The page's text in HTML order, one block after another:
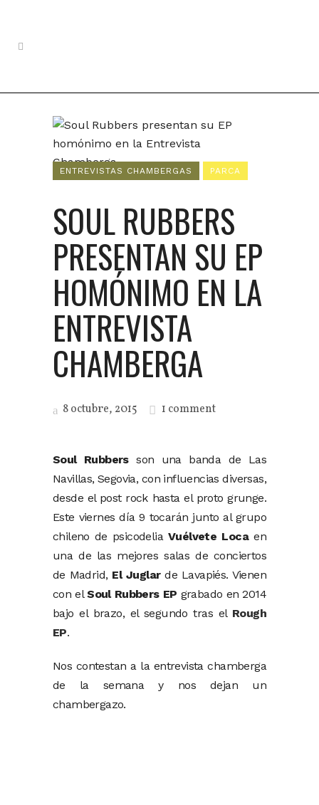
ENTREVISTAS CHAMBERGAS PARCA
SOUL RUBBERS
PRESENTAN SU EP
HOMÓNIMO EN LA
ENTREVISTA
CHAMBERGA
8 octubre, 2015 1 comment
Soul Rubbersson una banda de Las
Navillas, Segovia, con influencias diversas,
desde el post rock hasta el proto grunge.
Este viernes día 9 tocarán junto al grupo
chileno de psicodeliaVuélvete Locaen
una de las mejores salas de conciertos
de Madrid,El Juglarde Lavapiés. Vienen
con elSoul Rubbers EP grabado en 2014
bajo el brazo, el segundo tras el Rough
EP.
Nos contestan a la entrevista chamberga
de la semana y nos dejan un
chambergazo.